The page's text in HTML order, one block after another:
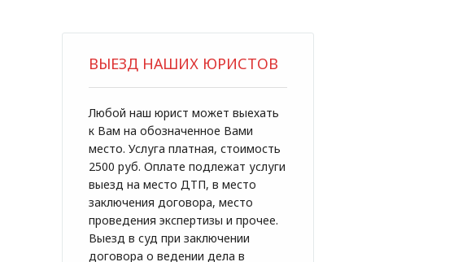
ВЫЕЗД НАШИХ ЮРИСТОВ
Любой наш юрист может выехать
к Вам на обозначенное Вами
место. Услуга платная, стоимость
2500 руб. Оплате подлежат услуги
выезд на место ДТП, в место
заключения договора, место
проведения экспертизы и прочее.
Выезд в суд при заключении
договора о ведении дела в